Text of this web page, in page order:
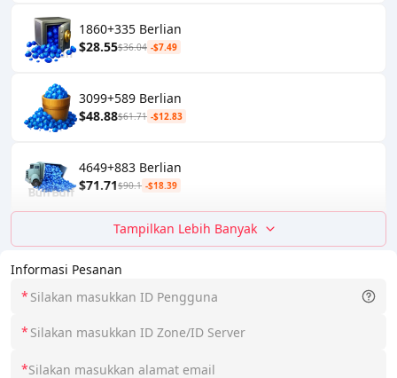
Informasi Pesanan
*
*
*
1860+335 Berlian
$28.55$36.04 -$7.49
3099+589 Berlian
$48.88$61.71 -$12.83
4649+883 Berlian
$71.71$90.1 -$18.39
Tampilkan Lebih Banyak